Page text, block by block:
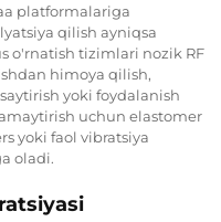
platformalariga
qilish ayniqsa
o'rnatish tizimlari nozik RF
himoya qilish,
yoki foydalanish
uchun elastomer
yoki faol vibratsiya
oladi.